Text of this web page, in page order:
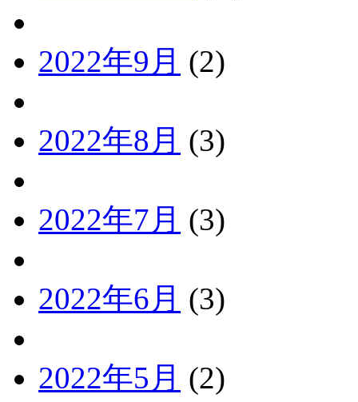
2022年9月 (2)
2022年8月 (3)
2022年7月 (3)
2022年6月 (3)
2022年5月 (2)